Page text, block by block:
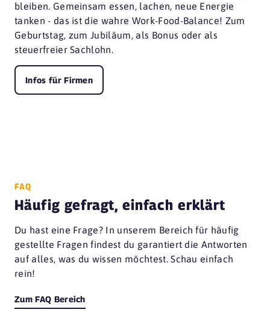
bleiben. Gemeinsam essen, lachen, neue Energie
tanken - das ist die wahre Work-Food-Balance! Zum
Geburtstag, zum Jubiläum, als Bonus oder als
steuerfreier Sachlohn.
Infos für Firmen
FAQ
Häufig gefragt, einfach erklärt
Du hast eine Frage? In unserem Bereich für häufig
gestellte Fragen findest du garantiert die Antworten
auf alles, was du wissen möchtest. Schau einfach
rein!
Zum FAQ Bereich